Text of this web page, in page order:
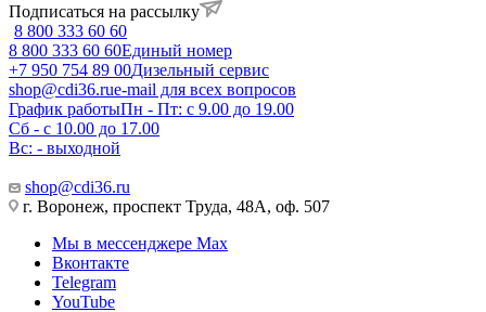
Подписаться на рассылку
8 800 333 60 60
8 800 333 60 60Единый номер
+7 950 754 89 00Дизельный сервис
shop@cdi36.rue-mail для всех вопросов
График работыПн - Пт: с 9.00 до 19.00
Сб - с 10.00 до 17.00
Вс: - выходной
shop@cdi36.ru
г. Воронеж, проспект Труда, 48А, оф. 507
Мы в мессенджере Max
Вконтакте
Telegram
YouTube